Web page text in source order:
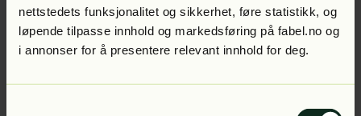
nettstedets funksjonalitet og sikkerhet, føre statistikk, og
løpende tilpasse innhold og markedsføring på fabel.no og
i annonser for å presentere relevant innhold for deg.